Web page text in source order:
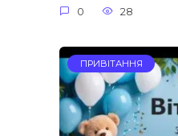
0 28
ПРИВІТАННЯ